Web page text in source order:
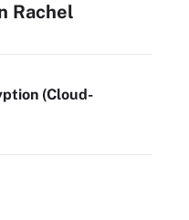
Rachel
(Cloud-